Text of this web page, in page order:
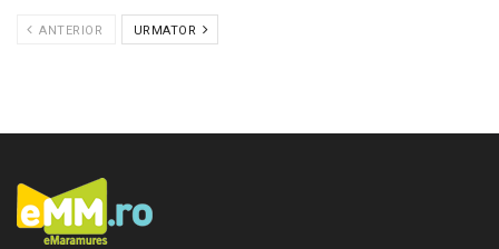
ANTERIOR URMATOR